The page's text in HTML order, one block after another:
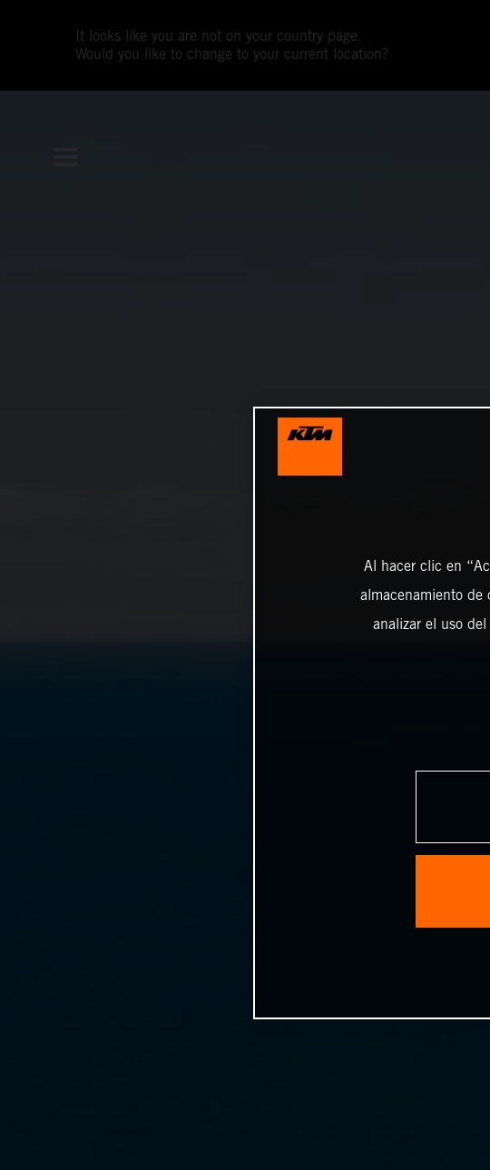
It looks like you are not on your country page.
Would you like to change to your current location?
Al hacer clic en
almacenamiento de
analizar el uso